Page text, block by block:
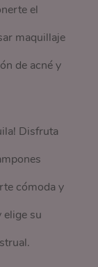
el
maquillaje
de acné y
Disfruta
cómoda y
elige su